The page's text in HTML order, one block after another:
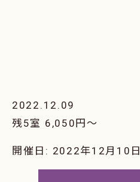
2022.12.09
残5室 6,050円〜
開催日: 2022年12月10日